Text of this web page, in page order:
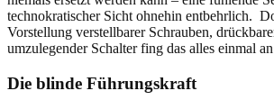
technokratischer Sicht ohnehin entbehrlich.
Vorstellung verstellbarer Schrauben,
umzulegender Schalter fing das alles einmal
Die blinde Führungskraft